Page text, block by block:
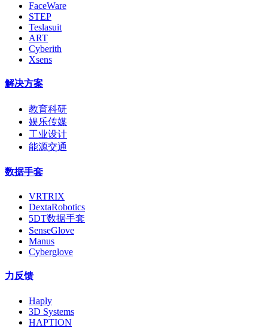
FaceWare
STEP
Teslasuit
ART
Cyberith
Xsens
解决方案
教育科研
娱乐传媒
工业设计
能源交通
数据手套
VRTRIX
DextaRobotics
5DT数据手套
SenseGlove
Manus
Cyberglove
力反馈
Haply
3D Systems
HAPTION